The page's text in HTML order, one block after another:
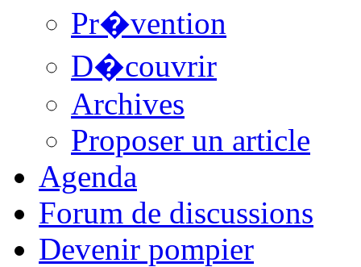
Pr�vention
D�couvrir
Archives
Proposer un article
Agenda
Forum de discussions
Devenir pompier